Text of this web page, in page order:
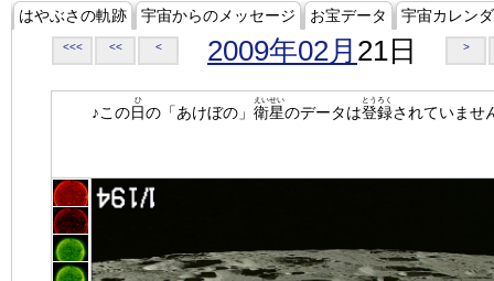
はやぶさの軌跡 宇宙からのメッセージ お宝データ 宇宙カレン
<<< << < 2009年02月 21日 >
♪この日
ひ
の「あけぼの」 衛星
えいせい
のデータは登録
とうろく
されていませ